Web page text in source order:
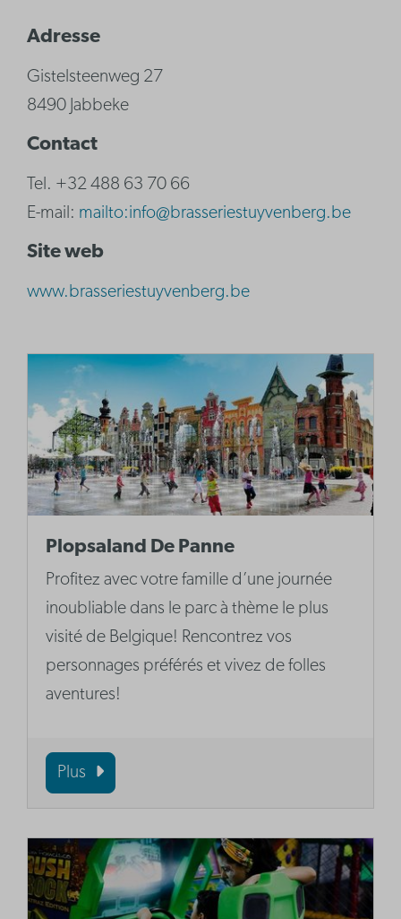
Adresse
Gistelsteenweg 27
8490 Jabbeke
Contact
Tel. +32 488 63 70 66
E-mail: mailto:info@brasseriestuyvenberg.be
Site web
www.brasseriestuyvenberg.be
Plopsaland De Panne
Profitez avec votre famille d’une journée
inoubliable dans le parc à thème le plus
visité de Belgique! Rencontrez vos
personnages préférés et vivez de folles
aventures!
Plus